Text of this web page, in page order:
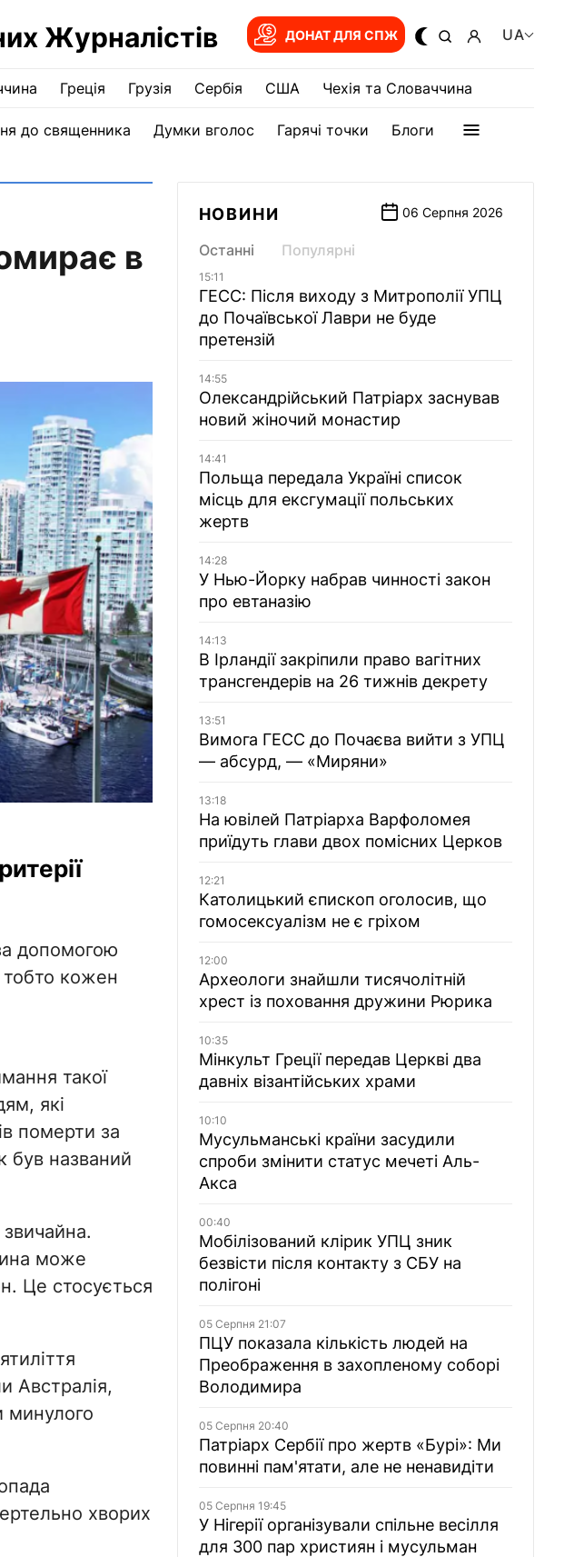
Журналістів ДОНАТ ДЛЯ СПЖ UA
Греція Грузія Сербія США Чехія та Словаччина
до священника Думки вголос Гарячі точки Блоги
в
допомогою
кожен
такої
які
померти за
був названий
може
Це стосується
Австралія,
минулого
хворих
НОВИНИ 06 Серпня 2026
Останні Популярні
15:11
ГЕСС: Після виходу з Митрополії УПЦ
до Почаївської Лаври не буде
претензій
14:55
Олександрійський Патріарх заснував
новий жіночий монастир
14:41
Польща передала Україні список
місць для ексгумації польських
жертв
14:28
У Нью-Йорку набрав чинності закон
про евтаназію
14:13
В Ірландії закріпили право вагітних
трансгендерів на 26 тижнів декрету
13:51
Вимога ГЕСС до Почаєва вийти з УПЦ
— абсурд, — «Миряни»
13:18
На ювілей Патріарха Варфоломея
приїдуть глави двох помісних Церков
12:21
Католицький єпископ оголосив, що
гомосексуалізм не є гріхом
12:00
Археологи знайшли тисячолітній
хрест із поховання дружини Рюрика
10:35
Мінкульт Греції передав Церкві два
давніх візантійських храми
10:10
Мусульманські країни засудили
спроби змінити статус мечеті Аль-
Акса
00:40
Мобілізований клірик УПЦ зник
безвісти після контакту з СБУ на
полігоні
05 Серпня 21:07
ПЦУ показала кількість людей на
Преображення в захопленому соборі
Володимира
05 Серпня 20:40
Патріарх Сербії про жертв «Бурі»: Ми
повинні пам'ятати, але не ненавидіти
05 Серпня 19:45
У Нігерії організували спільне весілля
для 300 пар християн і мусульман